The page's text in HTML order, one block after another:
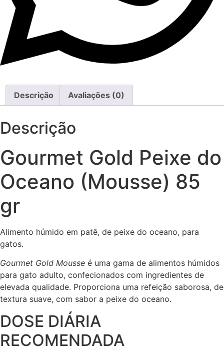
Descrição Avaliações (0)
Descrição
Gourmet Gold Peixe do
Oceano (Mousse) 85
gr
Alimento húmido em patê, de peixe do oceano, para
gatos.
Gourmet Gold Mousse é uma gama de alimentos húmidos
para gato adulto, confecionados com ingredientes de
elevada qualidade. Proporciona uma refeição saborosa, de
textura suave, com sabor a peixe do oceano.
DOSE DIÁRIA
RECOMENDADA